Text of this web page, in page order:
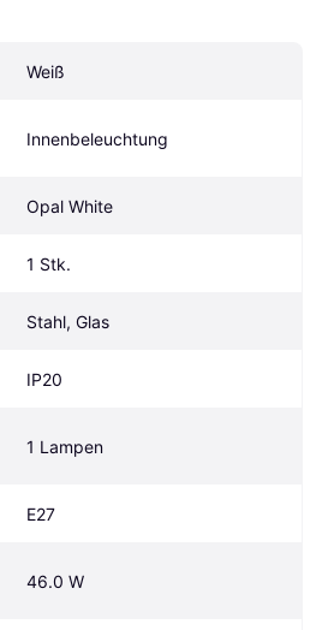
Weiß
Innenbeleuchtung
Opal White
1 Stk.
Stahl, Glas
IP20
1 Lampen
E27
46.0 W